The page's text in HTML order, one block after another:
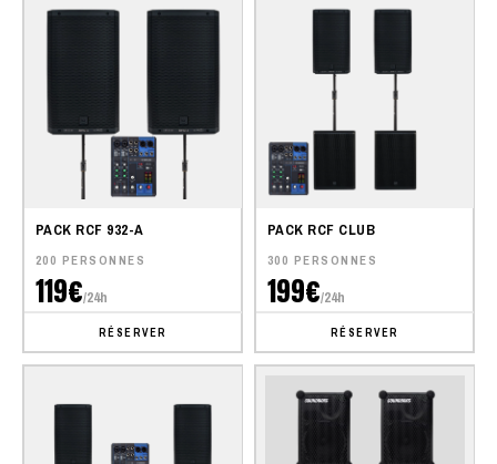
PACK RCF 932-A
200 PERSONNES
119€/24h
RÉSERVER
PACK RCF CLUB
300 PERSONNES
199€/24h
RÉSERVER